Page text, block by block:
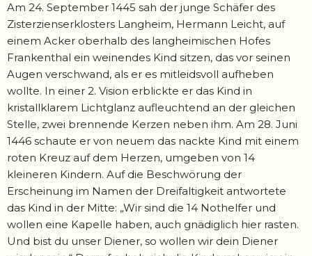
Am 24. September 1445 sah der junge Schäfer des
Zisterzienserklosters Langheim, Hermann Leicht, auf
einem Acker oberhalb des langheimischen Hofes
Frankenthal ein weinendes Kind sitzen, das vor seinen
Augen verschwand, als er es mitleidsvoll aufheben
wollte. In einer 2. Vision erblickte er das Kind in
kristallklarem Lichtglanz aufleuchtend an der gleichen
Stelle, zwei brennende Kerzen neben ihm. Am 28. Juni
1446 schaute er von neuem das nackte Kind mit einem
roten Kreuz auf dem Herzen, umgeben von 14
kleineren Kindern. Auf die Beschwörung der
Erscheinung im Namen der Dreifaltigkeit antwortete
das Kind in der Mitte: „Wir sind die 14 Nothelfer und
wollen eine Kapelle haben, auch gnädiglich hier rasten.
Und bist du unser Diener, so wollen wir dein Diener